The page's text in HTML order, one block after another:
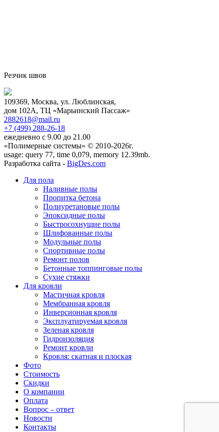
Резчик швов
109369, Москва, ул. Люблинская,
дом 102А, ТЦ «Марьинский Пассаж»
2882618@mail.ru
+7 (499) 288-26-18
ежедневно с 9.00 до 21.00
«Полимерные системы» © 2010-2026г.
usage: query 77, time 0,079, memory 12.39mb.
Разработка сайта - BigDes.com
Для пола
Наливные полы
Пропитка бетона
Полиуретановые полы
Эпоксидные полы
Быстросохнущие полы
Шлифованные полы
Модульные полы
Спортивные полы
Ремонт полов
Бетонные топпинговые полы
Сухие стяжки
Для кровли
Мастичная кровля
Мембранная кровля
Инверсионная кровля
Эксплуатируемая кровля
Зеленая кровля
Гидроизоляция
Ремонт кровли
Кровля: скатная и плоская
Фото
Стоимость
Скидки
О компании
Оплата
Вопрос – ответ
Новости
Контакты